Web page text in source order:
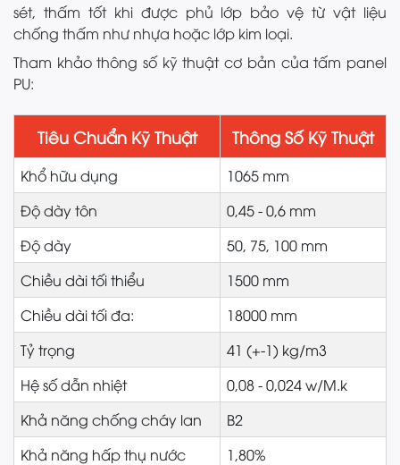
sét, thấm tốt khi được phủ lớp bảo vệ từ vật liệu
chống thấm như nhựa hoặc lớp kim loại.
Tham khảo thông số kỹ thuật cơ bản của tấm panel
PU:
Tiêu Chuẩn Kỹ Thuật Thông Số Kỹ Thuật
Khổ hữu dụng
1065 mm
Độ dày tôn
0,45 - 0,6 mm
Độ dày
50, 75, 100 mm
Chiều dài tối thiểu
1500 mm
Chiều dài tối đa:
18000 mm
Tỷ trọng
41 (+-1) kg/m3
Hệ số dẫn nhiệt
0,08 - 0,024 w/M.k
Khả năng chống cháy lan
B2
Khả năng hấp thụ nước
1,80%